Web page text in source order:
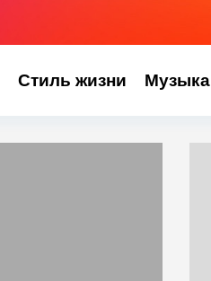
Стиль жизни Музыка